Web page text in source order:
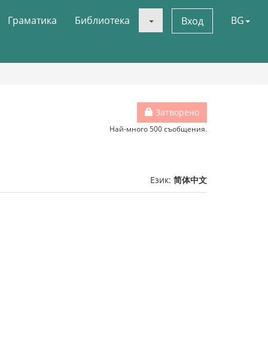
Граматика Библиотека Вход BG
Затворено
Най-много 500 съобщения.
Език: 简体中文